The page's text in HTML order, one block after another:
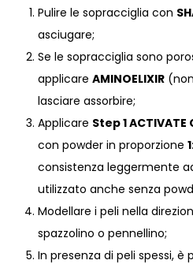
Pulire le sopracciglia con
asciugare;
Se le sopracciglia sono
applicare AMINOELIXIR
lasciare assorbire;
Applicare Step 1 ACTIVATE
con powder in proporzione
consistenza leggermente
utilizzato anche senza
Modellare i peli nella
spazzolino o pennellino;
In presenza di peli spessi, è